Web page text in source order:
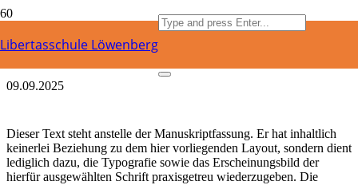
Libertasschule Löwenberg
Russisch lernen
09.09.2025
Dieser Text steht anstelle der Manuskriptfassung. Er hat inhaltlich
keinerlei Beziehung zu dem hier vorliegenden Layout, sondern dient
lediglich dazu, die Typografie sowie das Erscheinungsbild der
hierfür ausgewählten Schrift praxisgetreu wiederzugeben. Die